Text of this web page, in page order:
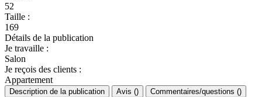
52
Taille :
169
Détails de la publication
Je travaille :
Salon
Je reçois des clients :
Appartement
Description de la publication Avis () Commentaires/questions ()